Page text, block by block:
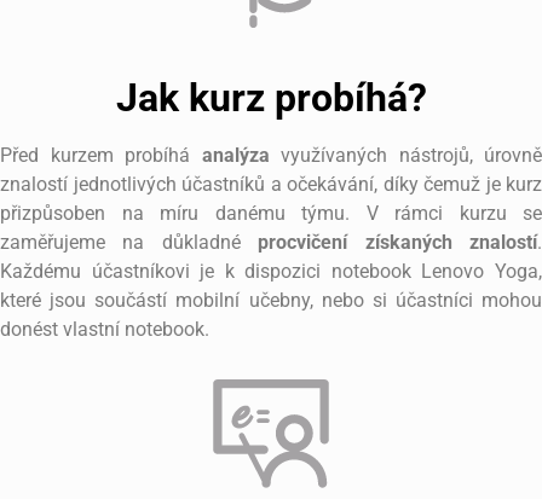
Jak kurz probíhá?
Před kurzem probíhá analýza využívaných nástrojů, úrovně
znalostí jednotlivých účastníků a očekávání, díky čemuž je kurz
přizpůsoben na míru danému týmu. V rámci kurzu se
zaměřujeme na důkladné procvičení získaných znalostí.
Každému účastníkovi je k dispozici notebook Lenovo Yoga,
které jsou součástí mobilní učebny, nebo si účastníci mohou
donést vlastní notebook.